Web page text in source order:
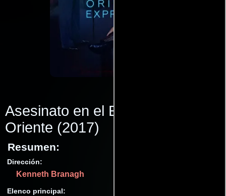
Asesinato en el Expreso de
Oriente (2017)
Resumen:
Dirección:
Kenneth Branagh
Elenco principal: